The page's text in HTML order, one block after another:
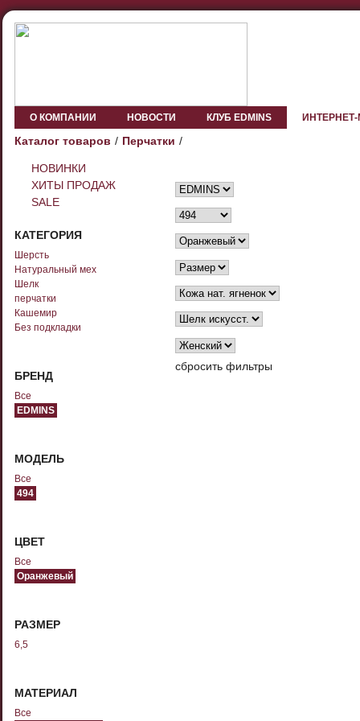
О КОМПАНИИ НОВОСТИ КЛУБ EDMINS
Каталог товаров Перчатки
НОВИНКИ
ХИТЫ ПРОДАЖ
SALE
КАТЕГОРИЯ
Шерсть
Натуральный мех
Шелк
перчатки
Кашемир
Без подкладки
БРЕНД
Все
EDMINS
МОДЕЛЬ
Все
494
ЦВЕТ
Все
Оранжевый
РАЗМЕР
6,5
МАТЕРИАЛ
Все
сбросить фильтры